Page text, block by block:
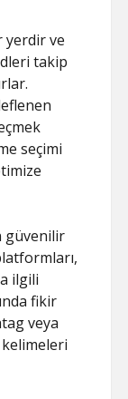
yerdir ve
takip
seçimi
güvenilir
ilgili
fikir
veya